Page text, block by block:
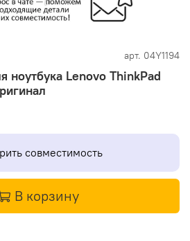
арт. 04Y1194
ноутбука Lenovo ThinkPad
совместимость
В корзину